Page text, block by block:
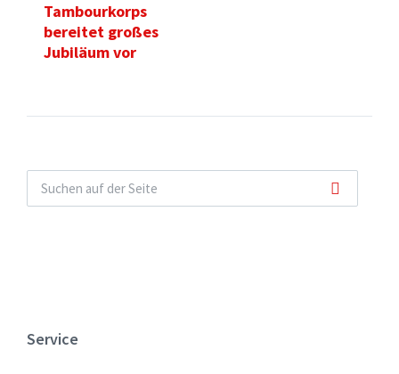
Tambourkorps
bereitet großes
Jubiläum vor
Service